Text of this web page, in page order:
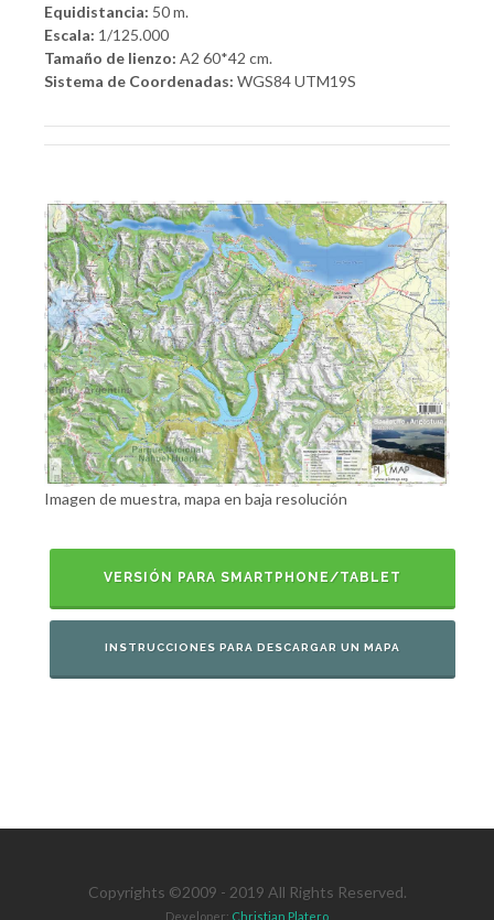
Equidistancia: 50 m.
Escala: 1/125.000
Tamaño de lienzo: A2 60*42 cm.
Sistema de Coordenadas: WGS84 UTM19S
Imagen de muestra, mapa en baja resolución
VERSIÓN PARA SMARTPHONE/TABLET
INSTRUCCIONES PARA DESCARGAR UN MAPA
Copyrights ©2009 - 2019 All Rights Reserved.
Developer: Christian Platero